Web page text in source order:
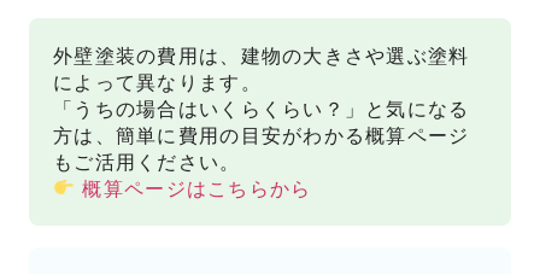
外壁塗装の費用は、建物の大きさや選ぶ塗料
によって異なります。
「うちの場合はいくらくらい？」と気になる
方は、簡単に費用の目安がわかる概算ページ
もご活用ください。
概算ページはこちらから